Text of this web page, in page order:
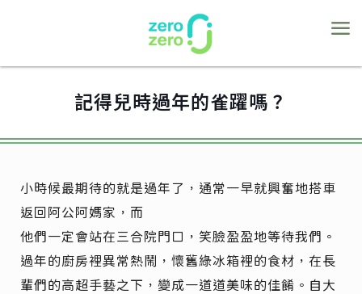
記得兒時過年的雀躍嗎？
小時候最期待的就是過年了，通常一早就興奮地搭車
返回阿公阿媽家，而
他們一定會站在三合院門口，笑臉盈盈地等待我們。
過年的廚房裡異常熱鬧，懷舊綠冰箱裡的食材 ， 在長
輩們的高超手藝之下，變成一道道美味的佳餚。自大